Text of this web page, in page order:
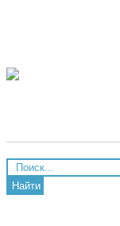
Найти